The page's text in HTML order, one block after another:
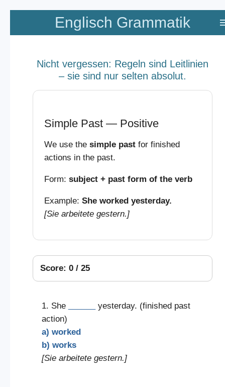
Zum
springen
Englisch Grammatik
Nicht vergessen: Regeln sind Leitlinien
– sie sind nur selten absolut.
Simple Past — Positive
We use the simple pastfor finished
actions in the past.
Form: subject + past form of the verb
Example: She worked yesterday.
[Sie arbeitete gestern.]
Score: 0 / 25
1. She
yesterday. (finished past
action)
a) worked
b) works
[Sie arbeitete gestern.]